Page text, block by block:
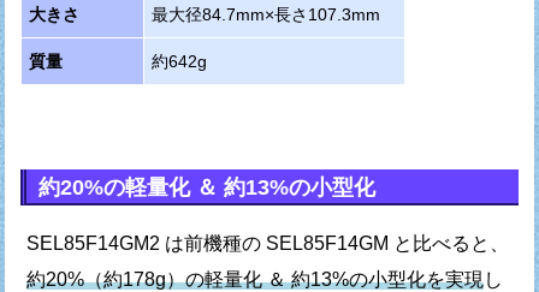
大きさ 最大径84.7mm×長さ107.3mm
質量 約642g
約20%の軽量化 ＆ 約13%の小型化
SEL85F14GM2 は前機種の SEL85F14GM と比べると、
約20%（約178g）の軽量化 ＆ 約13%の小型化を実現し